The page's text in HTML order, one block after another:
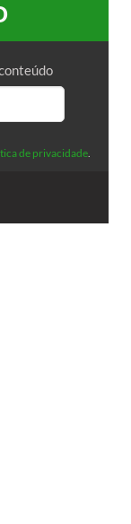
de privacidade.